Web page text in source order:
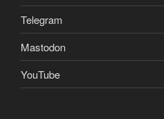
Telegram
Mastodon
YouTube